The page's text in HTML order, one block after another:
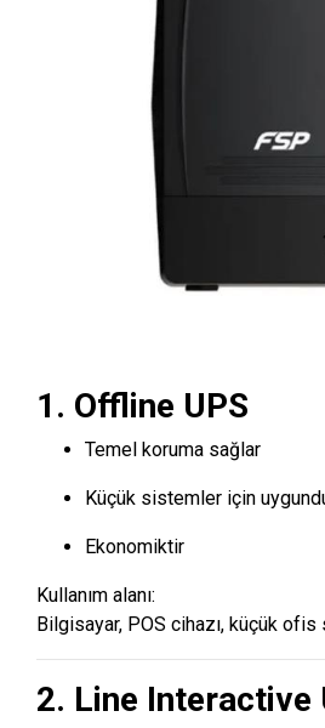
1. Offline UPS
Temel koruma sağlar
Küçük sistemler için
Ekonomiktir
Kullanım alanı:
Bilgisayar, POS cihazı, küçük
2. Line Interactive